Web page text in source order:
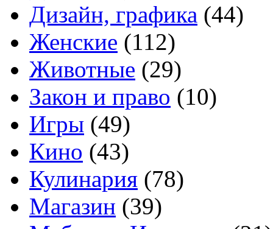
Дизайн, графика (44)
Женские (112)
Животные (29)
Закон и право (10)
Игры (49)
Кино (43)
Кулинария (78)
Магазин (39)